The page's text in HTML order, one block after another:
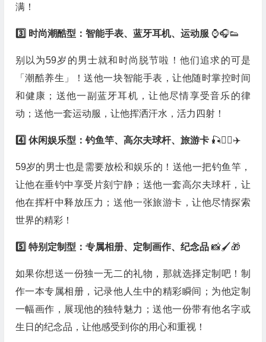
满！
3️⃣ 时尚潮酷型：智能手表、蓝牙耳机、运动服 ⌚️🎧👟
别以为59岁的男士就和时尚脱节啦！他们追求的可是
「潮酷养生」！送他一块智能手表，让他随时掌控时间
和健康；送他一副蓝牙耳机，让他尽情享受音乐的律
动；送他一套运动服，让他挥洒汗水，活力四射！
4️⃣ 休闲娱乐型：钓鱼竿、高尔夫球杆、旅游卡 🎣🏌️‍♂️✈️
59岁的男士也是需要放松和娱乐的！送他一把钓鱼竿，
让他在垂钓中享受片刻宁静；送他一套高尔夫球杆，让
他在挥杆中释放压力；送他一张旅游卡，让他尽情探索
世界的精彩！
5️⃣ 特别定制型：专属相册、定制画作、纪念品 📸🖌️🎁
如果你想送一份独一无二的礼物，那就选择定制吧！制
作一本专属相册，记录他人生中的精彩瞬间；为他定制
一幅画作，展现他的独特魅力；送他一份带有他名字或
生日的纪念品，让他感受到你的用心和重视！